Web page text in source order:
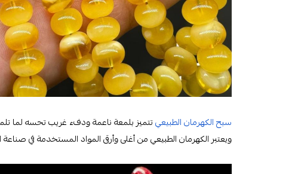
سبح الكهرمان الطبيعيتتميز بلمعة ناعمة ودفء غريب تحسه لما
ويعتبر الكهرمان الطبيعي من أغلى وأرقى المواد المستخدمة في